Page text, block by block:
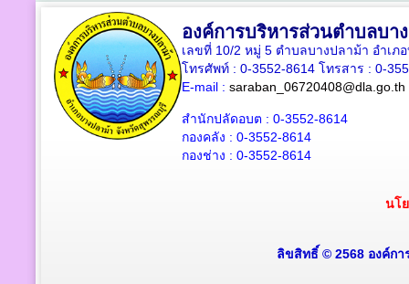
องค์การบริหารส่วนตำบลบา
เลขที่ 10/2 หมู่ 5 ตำบลบางปลาม้า อำเ
โทรศัพท์ : 0-3552-8614 โทรสาร : 0-
E-mail : saraban_06720408@dla.go.th
สำนักปลัดอบต : 0-3552-8614
กองคลัง : 0-3552-8614
กองช่าง : 0-3552-8614
นโ
ลิขสิทธิ์ © 2568 องค์ก